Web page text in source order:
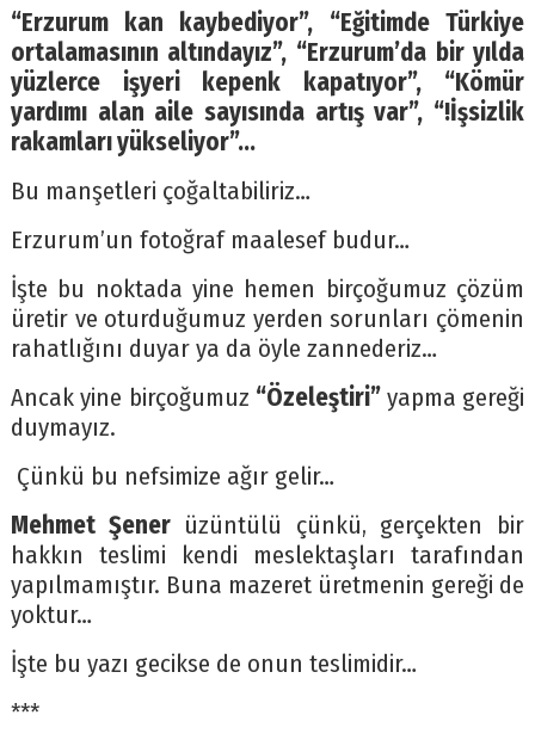
“Erzurum kan kaybediyor”, “Eğitimde Türkiye
ortalamasının altındayız”, “Erzurum’da bir yılda
yüzlerce işyeri kepenk kapatıyor”, “Kömür
yardımı alan aile sayısında artış var”, “!İşsizlik
rakamları yükseliyor”…
Bu manşetleri çoğaltabiliriz…
Erzurum’un fotoğraf maalesef budur…
İşte bu noktada yine hemen birçoğumuz çözüm
üretir ve oturduğumuz yerden sorunları çömenin
rahatlığını duyar ya da öyle zannederiz…
Ancak yine birçoğumuz “Özeleştiri” yapma gereği
duymayız.
Çünkü bu nefsimize ağır gelir…
Mehmet Şenerüzüntülü çünkü, gerçekten bir
hakkın teslimi kendi meslektaşları tarafından
yapılmamıştır. Buna mazeret üretmenin gereği de
yoktur…
İşte bu yazı gecikse de onun teslimidir…
***